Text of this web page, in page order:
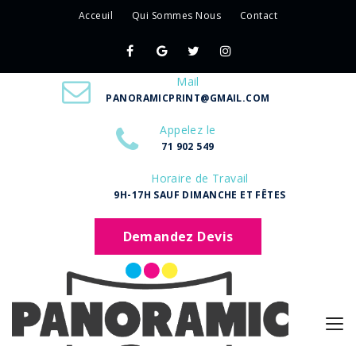
Acceuil Qui Sommes Nous Contact
Mail
PANORAMICPRINT@GMAIL.COM
Appelez le
71 902 549
Horaire de Travail
9H-17H SAUF DIMANCHE ET FÊTES
Demandez Devis